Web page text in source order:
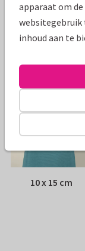
Envelop:
Adres:
Formaten
10 x 15 cm
apparaat om
websitegebruik
inhoud aan te